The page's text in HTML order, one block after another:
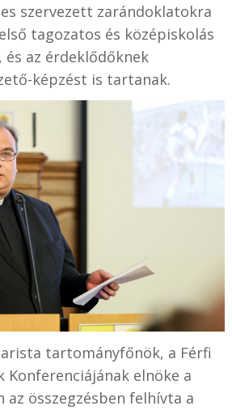
szervezett zarándoklatokra
tagozatos és középiskolás
az érdeklődőknek
képzést is tartanak.
tartományfőnök, a Férfi
Konferenciájának elnöke a
az összegzésben felhívta a